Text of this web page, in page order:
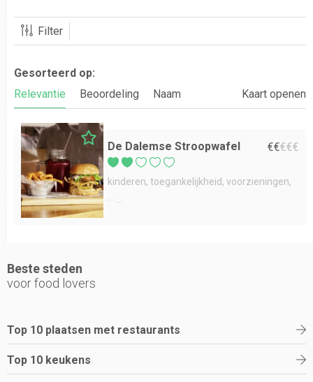
Filter
Gesorteerd op:
Relevantie
Beoordeling Naam Kaart openen
De Dalemse Stroopwafel €€€€€
kinderen toegankelijkheid voorzieningen
Beste steden
voor food lovers
Top 10 plaatsen met restaurants
Top 10 keukens